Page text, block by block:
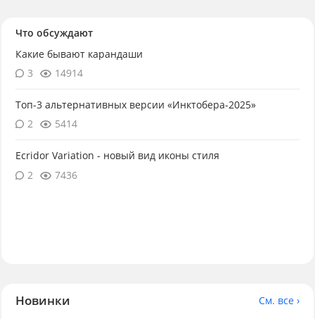
Что обсуждают
Какие бывают карандаши
3
14914
Топ-3 альтернативных версии «Инктобера-2025»
2
5414
Ecridor Variation - новый вид иконы стиля
2
7436
Новинки
См. все ›